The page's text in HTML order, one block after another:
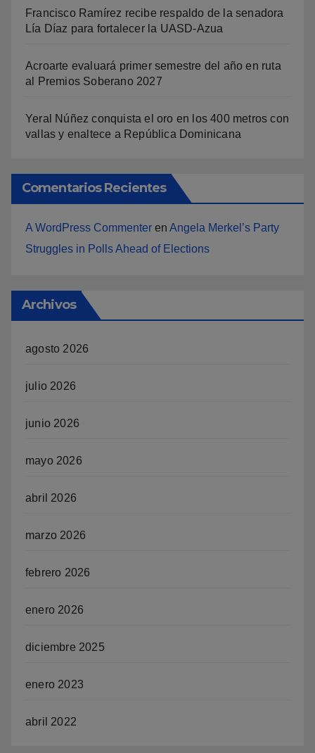
Francisco Ramírez recibe respaldo de la senadora
Lía Díaz para fortalecer la UASD-Azua
Acroarte evaluará primer semestre del año en ruta
al Premios Soberano 2027
Yeral Núñez conquista el oro en los 400 metros con
vallas y enaltece a República Dominicana
Comentarios Recientes
A WordPress Commenter en Angela Merkel’s Party
Struggles in Polls Ahead of Elections
Archivos
agosto 2026
julio 2026
junio 2026
mayo 2026
abril 2026
marzo 2026
febrero 2026
enero 2026
diciembre 2025
enero 2023
abril 2022